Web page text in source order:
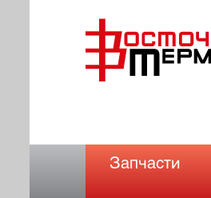
Запчасти